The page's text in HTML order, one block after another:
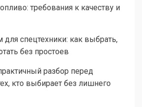
требования к качеству и
спецтехники: как выбрать,
без простоев
разбор перед
кто выбирает без лишнего